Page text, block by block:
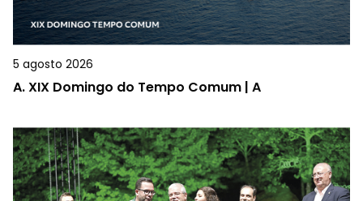
5 agosto 2026
A.XIX Domingo do Tempo Comum | A